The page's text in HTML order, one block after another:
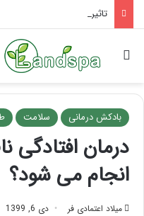
تاثیر ماساژ بر افسردگی؛ با
جستجو برای
بادکش درمانی سلامت
درمان افتادگی
انجام می شود؟
میلاد اعتمادی فر دی 6, 1399